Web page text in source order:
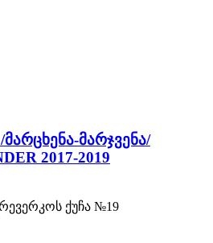
მარჯვენა/
2017-2019
ქუჩა №19